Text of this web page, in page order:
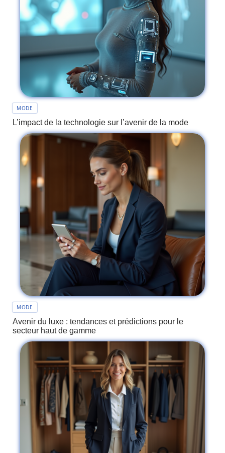
MODE
L’impact de la technologie sur l’avenir de la mode
MODE
Avenir du luxe : tendances et prédictions pour le
secteur haut de gamme